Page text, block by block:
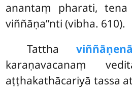
anantaṃ pharati, tena
viññāṇa’’nti (vibha. 610).
Tattha viññāṇenā
karaṇavacanaṃ
aṭṭhakathācariyā tassa